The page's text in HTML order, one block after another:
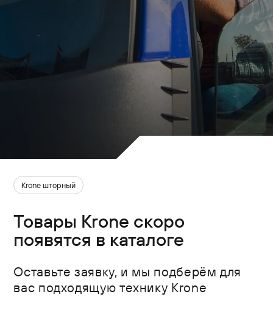
Krone шторный
Товары Krone скоро
появятся в каталоге
Оставьте заявку, и мы подберём для
вас подходящую технику Krone